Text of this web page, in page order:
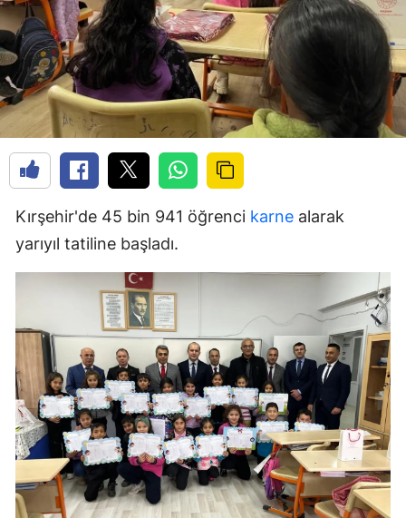
Kırşehir'de 45 bin 941 öğrenci karne alarak
yarıyıl tatiline başladı.